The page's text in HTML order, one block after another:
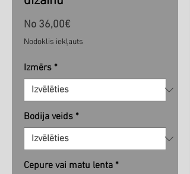
No 36,00€Izpārdošanas
cena
Nodoklis iekļauts
Izmērs *
Bodija veids *
Cepure vai matu lenta *